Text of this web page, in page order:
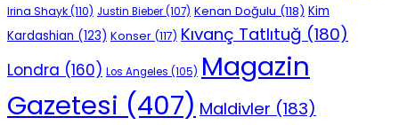
Irina Shayk(110) Justin Bieber(107) Kenan Doğulu (118) Kim
Kardashian (123) Konser (117) Kıvanç Tatlıtuğ (180)
Londra (160) Los Angeles (105) Magazin
Gazetesi (407) Maldivler (183)